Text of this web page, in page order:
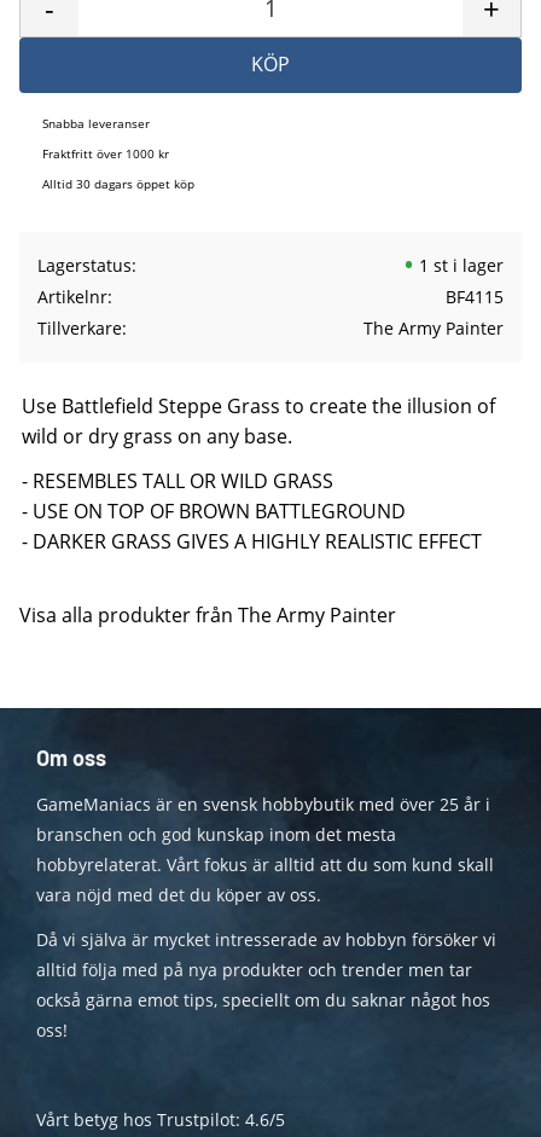
KÖP
Snabba leveranser
Fraktfritt över 1000 kr
Alltid 30 dagars öppet köp
Lagerstatus
1 st i lager
Artikelnr
BF4115
Tillverkare
The Army Painter
Use Battlefield Steppe Grass to create the illusion of
wild or dry grass on any base.
- RESEMBLES TALL OR WILD GRASS
- USE ON TOP OF BROWN BATTLEGROUND
- DARKER GRASS GIVES A HIGHLY REALISTIC EFFECT
Visa alla produkter från The Army Painter
Om oss
GameManiacs är en svensk hobbybutik med över 25 år i
branschen och god kunskap inom det mesta
hobbyrelaterat. Vårt fokus är alltid att du som kund skall
vara nöjd med det du köper av oss.
Då vi själva är mycket intresserade av hobbyn försöker vi
alltid följa med på nya produkter och trender men tar
också gärna emot tips, speciellt om du saknar något hos
oss!
Vårt betyg hos Trustpilot: 4.6/5